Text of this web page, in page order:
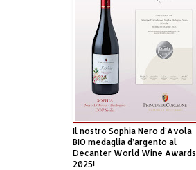
Il nostro Sophia Nero d’Avola
BIO medaglia d’argento al
Decanter World Wine Awards
2025!